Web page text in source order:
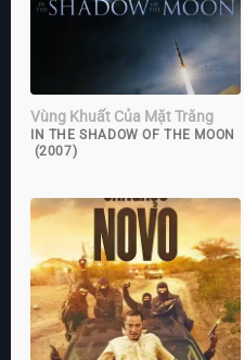
Vùng Khuất Của Mặt Trăng
IN THE SHADOW OF THE MOON
(2007)